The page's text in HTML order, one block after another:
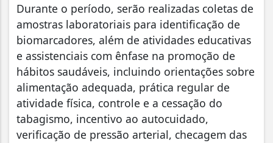
Durante o período, serão realizadas coletas de
amostras laboratoriais para identificação de
biomarcadores, além de atividades educativas
e assistenciais com ênfase na promoção de
hábitos saudáveis, incluindo orientações sobre
alimentação adequada, prática regular de
atividade física, controle e a cessação do
tabagismo, incentivo ao autocuidado,
verificação de pressão arterial, checagem das